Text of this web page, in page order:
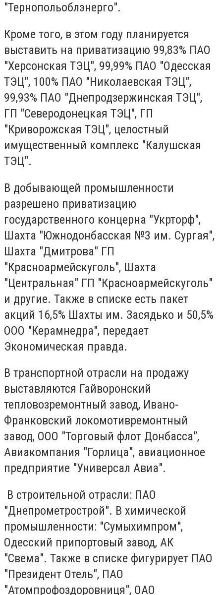
"Тернопольоблэнерго".
Кроме того, в этом году планируется
выставить на приватизацию 99,83% ПАО
"Херсонская ТЭЦ", 99,99% ПАО "Одесская
ТЭЦ", 100% ПАО "Николаевская ТЭЦ",
99,93% ПАО "Днепродзержинская ТЭЦ",
ГП "Северодонецкая ТЭЦ", ГП
"Криворожская ТЭЦ", целостный
имущественный комплекс "Калушская
ТЭЦ".
В добывающей промышленности
разрешено приватизацию
государственного концерна "Укрторф",
Шахта "Южнодонбасская №3 им. Сургая",
Шахта "Дмитрова" ГП
"Красноармейскуголь", Шахта
"Центральная" ГП "Красноармейскуголь"
и другие. Также в списке есть пакет
акций 16,5% Шахты им. Засядько и 50,5%
ООО "Керамнедра", передает
Экономическая правда.
В транспортной отрасли на продажу
выставляются Гайворонский
тепловозремонтный завод, Ивано-
Франковский локомотивремонтный
завод, ООО "Торговый флот Донбасса",
Авиакомпания "Горлица", авиационное
предприятие "Универсал Авиа".
В строительной отрасли: ПАО
"Днепрометрострой". В химической
промышленности: "Сумыхимпром",
Одесский припортовый завод, АК
"Свема". Также в списке фигурирует ПАО
"Президент Отель", ПАО
"Атомпрофоздоровниця", ОАО